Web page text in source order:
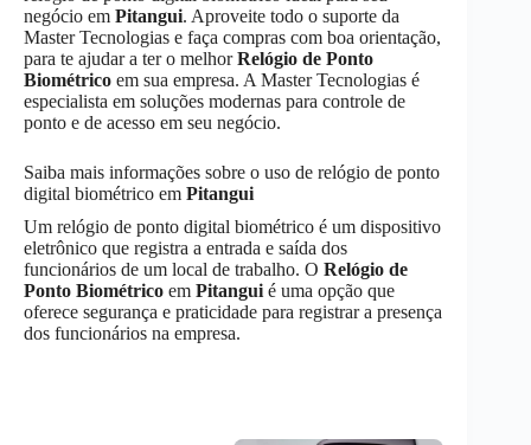
negócio em Pitangui. Aproveite todo o suporte da
Master Tecnologias e faça compras com boa orientação,
para te ajudar a ter o melhorRelógio de Ponto
Biométrico em sua empresa. A Master Tecnologias é
especialista em soluções modernas para controle de
ponto e de acesso em seu negócio.
Saiba mais informações sobre o uso de relógio de ponto
digital biométrico em Pitangui
Um relógio de ponto digital biométrico é um dispositivo
eletrônico que registra a entrada e saída dos
funcionários de um local de trabalho. O Relógio de
Ponto Biométrico em Pitangui é uma opção que
oferece segurança e praticidade para registrar a presença
dos funcionários na empresa.